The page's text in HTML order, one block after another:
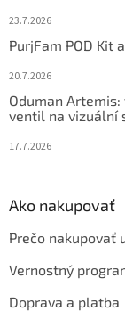
23.7.2026
PurjFam POD Kit
20.7.2026
Oduman
ventil na vizuální
17.7.2026
Ako nakupovať
Prečo nakupovať
Vernostný
Doprava a platba